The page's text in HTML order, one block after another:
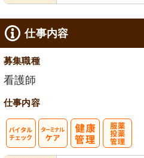
仕事内容
募集職種
看護師
仕事内容